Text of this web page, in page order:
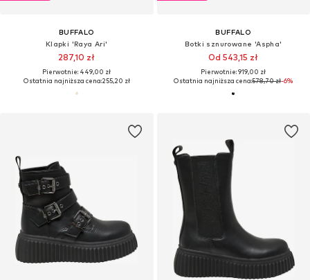
BUFFALO
Klapki 'Raya Ari'
287,10 zł
Pierwotnie: 449,00 zł
Ostatnia najniższa cena:255,20 zł
BUFFALO
Botki sznurowane 'Aspha'
Od 543,15 zł
Pierwotnie: 919,00 zł
Ostatnia najniższa cena:578,70 zł-6%